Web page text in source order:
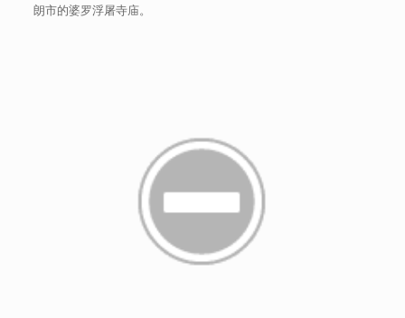
朗市的婆罗浮屠寺庙。